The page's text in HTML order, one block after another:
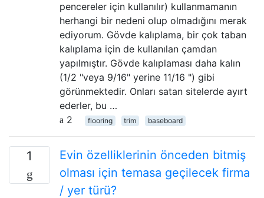
pencereler için kullanılır) kullanmamanın
herhangi bir nedeni olup olmadığını merak
ediyorum. Gövde kalıplama, bir çok taban
kalıplama için de kullanılan çamdan
yapılmıştır. Gövde kalıplaması daha kalın
(1/2 "veya 9/16" yerine 11/16 ") gibi
görünmektedir. Onları satan sitelerde ayırt
ederler, bu …
2
flooring trim baseboard
1
Evin özelliklerinin önceden bitmiş
olması için temasa geçilecek firma
/ yer türü?